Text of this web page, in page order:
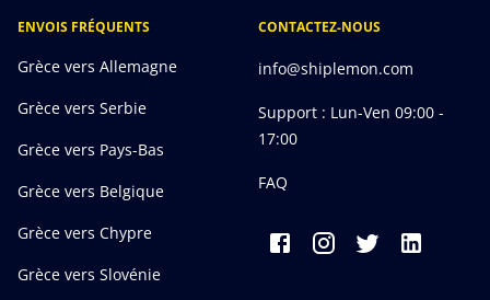
ENVOIS FRÉQUENTS
Grèce vers Allemagne
Grèce vers Serbie
Grèce vers Pays-Bas
Grèce vers Belgique
Grèce vers Chypre
Grèce vers Slovénie
CONTACTEZ-NOUS
info@shiplemon.com
Support : Lun-Ven 09:00 -
17:00
FAQ